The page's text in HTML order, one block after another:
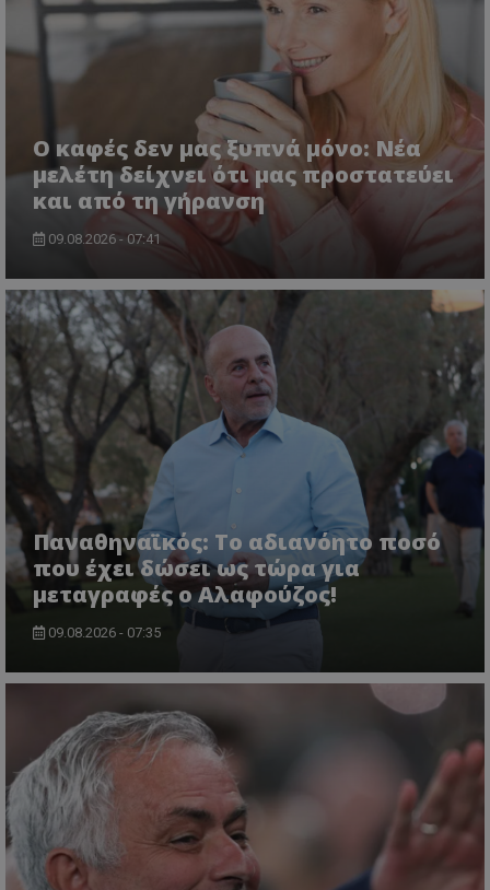
Ο καφές δεν μας ξυπνά μόνο: Νέα
μελέτη δείχνει ότι μας προστατεύει
και από τη γήρανση
09.08.2026 - 07:41
Παναθηναϊκός: Το αδιανόητο ποσό
που έχει δώσει ως τώρα για
μεταγραφές ο Αλαφούζος!
09.08.2026 - 07:35